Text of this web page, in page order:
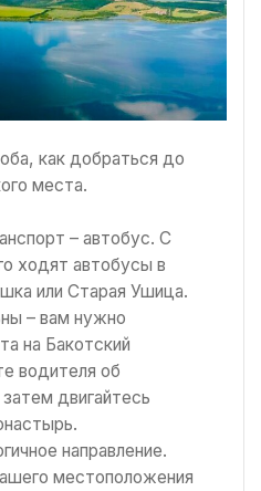
как добраться до
места.
– автобус. С
ходят автобусы в
или Старая Ушица.
– вам нужно
на Бакотский
водителя об
двигайтесь
направление.
местоположения